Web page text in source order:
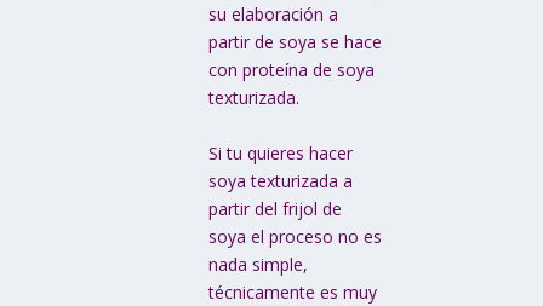
su elaboración a
partir de soya se hace
con proteína de soya
texturizada.
Si tu quieres hacer
soya texturizada a
partir del frijol de
soya el proceso no es
nada simple,
técnicamente es muy